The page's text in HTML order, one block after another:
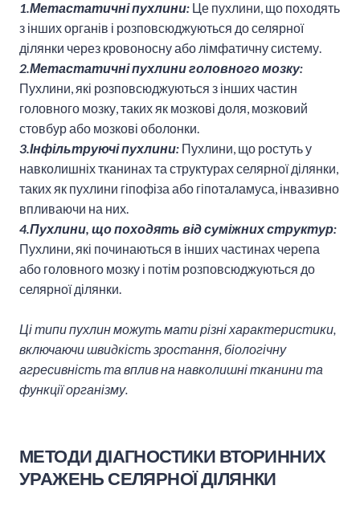
1.Метастатичні пухлини: Це пухлини, що походять
з інших органів і розповсюджуються до селярної
ділянки через кровоносну або лімфатичну систему.
2.Метастатичні пухлини головного мозку:
Пухлини, які розповсюджуються з інших частин
головного мозку, таких як мозкові доля, мозковий
стовбур або мозкові оболонки.
3.Інфільтруючі пухлини: Пухлини, що ростуть у
навколишніх тканинах та структурах селярної ділянки,
таких як пухлини гіпофіза або гіпоталамуса, інвазивно
впливаючи на них.
4.Пухлини, що походять від суміжних структур:
Пухлини, які починаються в інших частинах черепа
або головного мозку і потім розповсюджуються до
селярної ділянки.
Ці типи пухлин можуть мати різні характеристики,
включаючи швидкість зростання, біологічну
агресивність та вплив на навколишні тканини та
функції організму.
МЕТОДИ ДІАГНОСТИКИ ВТОРИННИХ
УРАЖЕНЬ СЕЛЯРНОЇ ДІЛЯНКИ